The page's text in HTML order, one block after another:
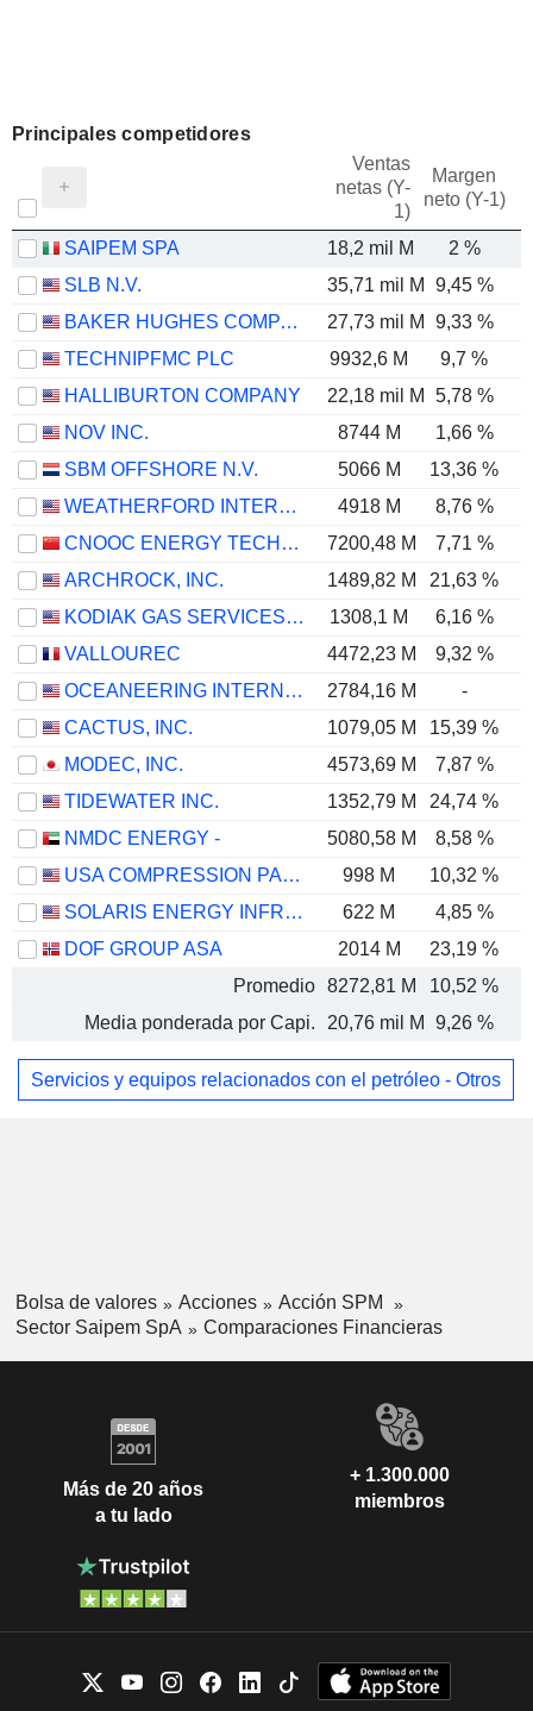
Principales competidores
Ventas
netas (Y-
1)
Margen
neto (Y-1)
SAIPEM SPA 18,2 mil M 2 %
SLB N.V.
35,71 mil M 9,45 %
BAKER HUGHES COMPANY
27,73 mil M 9,33 %
TECHNIPFMC PLC
9932,6 M 9,7 %
HALLIBURTON COMPANY
22,18 mil M 5,78 %
NOV INC.
8744 M 1,66 %
SBM OFFSHORE N.V.
5066 M 13,36 %
WEATHERFORD INTERNATIONAL PLC
4918 M 8,76 %
CNOOC ENERGY TECHNOLOGY & SERVICES LIMITED
7200,48 M 7,71 %
ARCHROCK, INC.
1489,82 M 21,63 %
KODIAK GAS SERVICES, INC.
1308,1 M 6,16 %
VALLOUREC
4472,23 M 9,32 %
OCEANEERING INTERNATIONAL, INC.
2784,16 M -
CACTUS, INC.
1079,05 M 15,39 %
MODEC, INC.
4573,69 M 7,87 %
TIDEWATER INC.
1352,79 M 24,74 %
NMDC ENERGY -
5080,58 M 8,58 %
USA COMPRESSION PARTNERS, LP
998 M 10,32 %
SOLARIS ENERGY INFRASTRUCTURE, INC.
622 M 4,85 %
DOF GROUP ASA
2014 M 23,19 %
Promedio 8272,81 M 10,52 %
Media ponderada por Capi.
20,76 mil M 9,26 %
Servicios y equipos relacionados con el petróleo - Otros
Bolsa de valores Acciones
Acción SPM
Sector Saipem SpA
Comparaciones Financieras
Más de 20 años
a tu lado
+ 1.300.000
miembros